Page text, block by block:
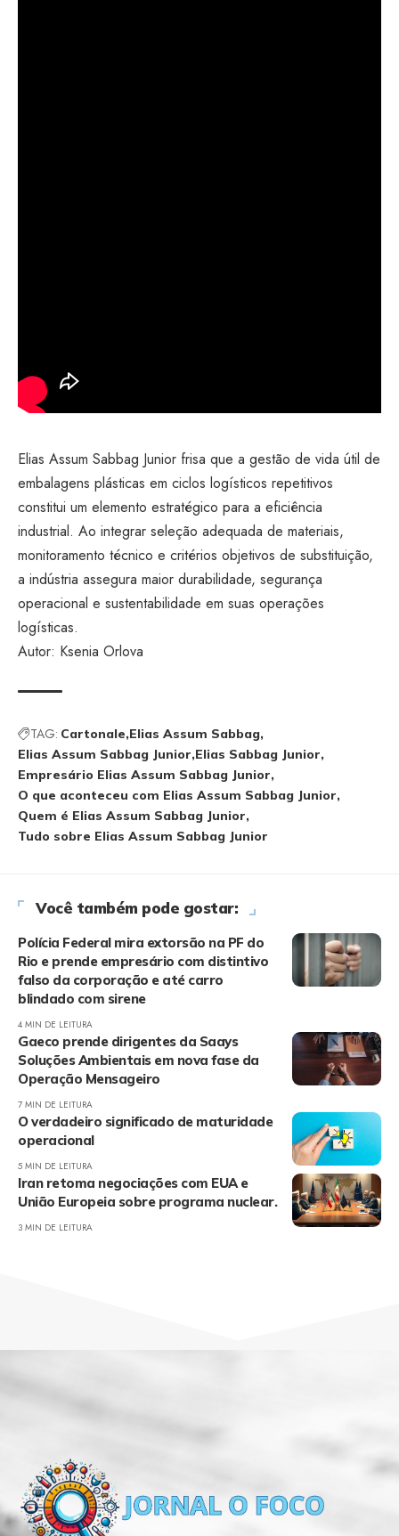
Elias Assum Sabbag Junior frisa que a gestão de vida útil de
embalagens plásticas em ciclos logísticos repetitivos
constitui um elemento estratégico para a eficiência
industrial. Ao integrar seleção adequada de materiais,
monitoramento técnico e critérios objetivos de substituição,
a indústria assegura maior durabilidade, segurança
operacional e sustentabilidade em suas operações
logísticas.
Autor: Ksenia Orlova
TAG: Cartonale Elias Assum Sabbag
Elias Assum Sabbag Junior Elias Sabbag Junior
Empresário Elias Assum Sabbag Junior
O que aconteceu com Elias Assum Sabbag Junior
Quem é Elias Assum Sabbag Junior
Tudo sobre Elias Assum Sabbag Junior
Você também pode gostar:
Polícia Federal mira extorsão na PF do
Rio e prende empresário com distintivo
falso da corporação e até carro
blindado com sirene
4 MIN DE LEITURA
Gaeco prende dirigentes da Saays
Soluções Ambientais em nova fase da
Operação Mensageiro
7 MIN DE LEITURA
O verdadeiro significado de maturidade
operacional
5 MIN DE LEITURA
Iran retoma negociações com EUA e
União Europeia sobre programa nuclear.
3 MIN DE LEITURA